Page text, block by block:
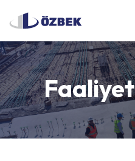
Faaliyet